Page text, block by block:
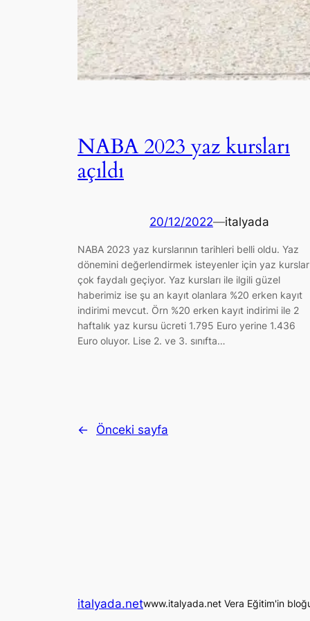
NABA 2023 yaz kursları
açıldı
20/12/2022—italyada
NABA 2023 yaz kurslarının tarihleri belli oldu. Yaz
dönemini değerlendirmek isteyenler için yaz
çok faydalı geçiyor. Yaz kursları ile ilgili güzel
haberimiz ise şu an kayıt olanlara %20 erken kayıt
indirimi mevcut. Örn %20 erken kayıt indirimi ile 2
haftalık yaz kursu ücreti 1.795 Euro yerine 1.436
Euro oluyor. Lise 2. ve 3. sınıfta…
← Önceki sayfa
italyada.netwww.italyada.net Vera Eğitim'in